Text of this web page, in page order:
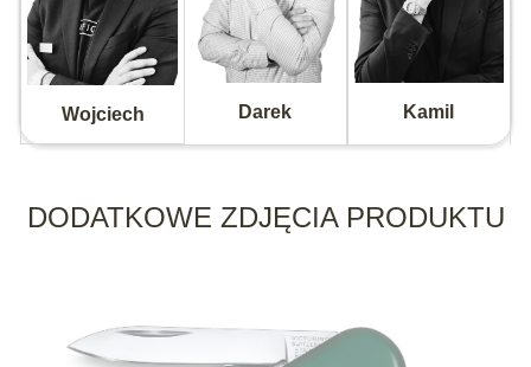
Wojciech Darek Kamil
DODATKOWE ZDJĘCIA PRODUKTU